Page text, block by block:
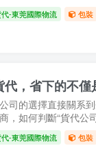
-東莞國際物流 包裝
，省下的不僅
司的選擇直接關系
，如何判斷“貨代公
-東莞國際物流 包裝